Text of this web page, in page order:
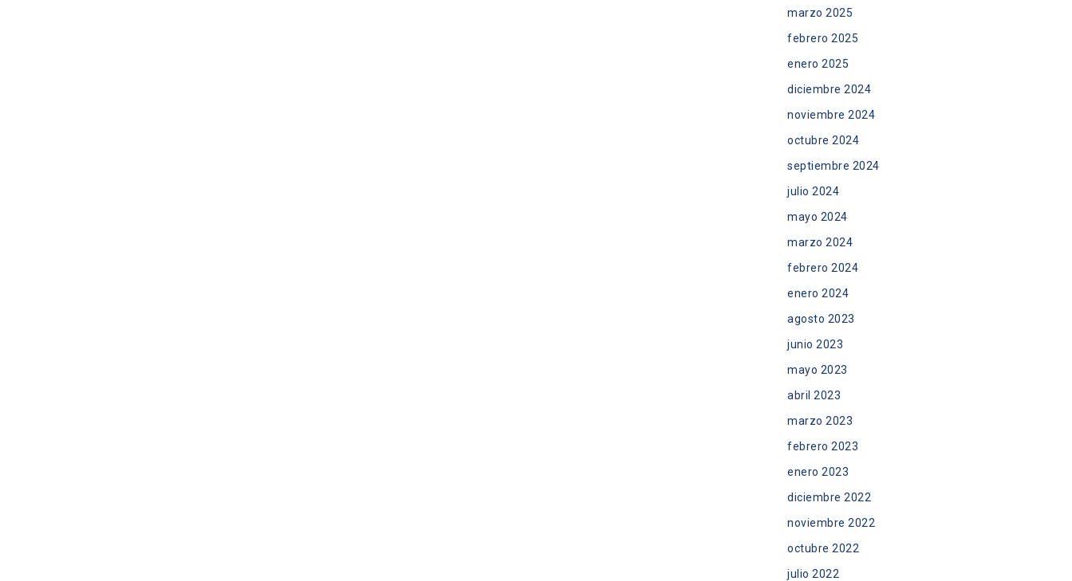
marzo 2025
febrero 2025
enero 2025
diciembre 2024
noviembre 2024
octubre 2024
septiembre 2024
julio 2024
mayo 2024
marzo 2024
febrero 2024
enero 2024
agosto 2023
junio 2023
mayo 2023
abril 2023
marzo 2023
febrero 2023
enero 2023
diciembre 2022
noviembre 2022
octubre 2022
julio 2022